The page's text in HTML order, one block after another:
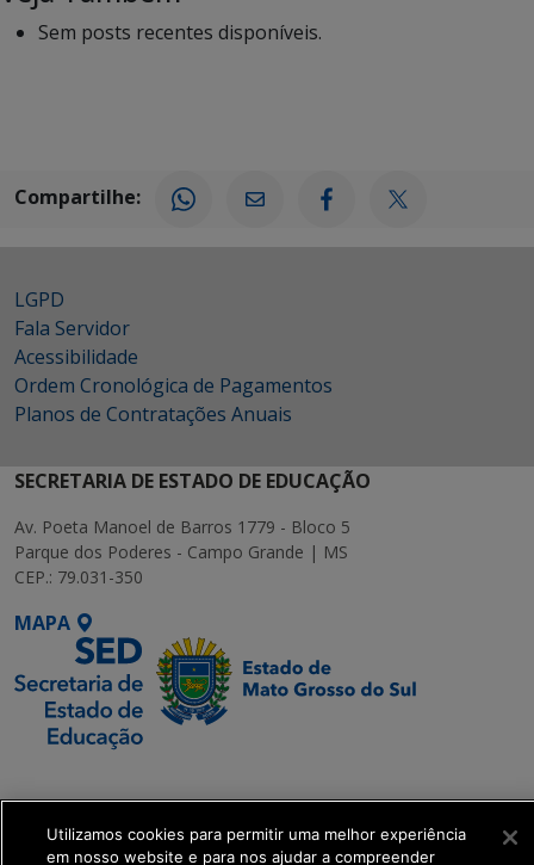
Sem posts recentes disponíveis.
Compartilhe:
LGPD
Fala Servidor
Acessibilidade
Ordem Cronológica de Pagamentos
Planos de Contratações Anuais
SECRETARIA DE ESTADO DE EDUCAÇÃO
Av. Poeta Manoel de Barros 1779 - Bloco 5
Parque dos Poderes - Campo Grande | MS
CEP.: 79.031-350
MAPA
Executiva de
Transformação Digital
Utilizamos cookies para permitir uma melhor experiência
em nosso website e para nos ajudar a compreender